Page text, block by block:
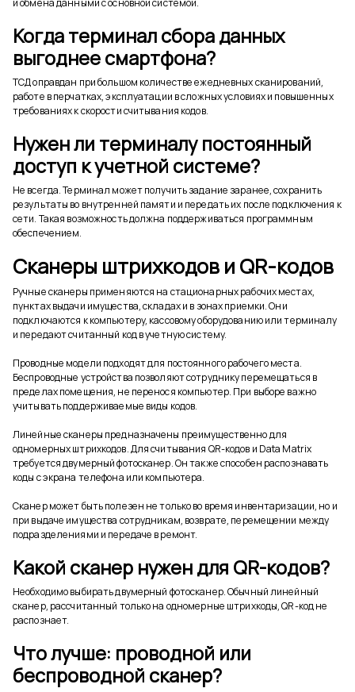
и обмена данными с основной системой.
Когда терминал сбора данных
выгоднее смартфона?
ТСД оправдан при большом количестве ежедневных сканирований,
работе в перчатках, эксплуатации в сложных условиях и повышенных
требованиях к скорости считывания кодов.
Нужен ли терминалу постоянный
доступ к учетной системе?
Не всегда. Терминал может получить задание заранее, сохранить
результаты во внутренней памяти и передать их после подключения к
сети. Такая возможность должна поддерживаться программным
обеспечением.
Сканеры штрихкодов и QR-кодов
Ручные сканеры применяются на стационарных рабочих местах,
пунктах выдачи имущества, складах и в зонах приемки. Они
подключаются к компьютеру, кассовому оборудованию или терминалу
и передают считанный код в учетную систему.
Проводные модели подходят для постоянного рабочего места.
Беспроводные устройства позволяют сотруднику перемещаться в
пределах помещения, не перенося компьютер. При выборе важно
учитывать поддерживаемые виды кодов.
Линейные сканеры предназначены преимущественно для
одномерных штрихкодов. Для считывания QR-кодов и Data Matrix
требуется двумерный фотосканер. Он также способен распознавать
коды с экрана телефона или компьютера.
Сканер может быть полезен не только во время инвентаризации, но и
при выдаче имущества сотрудникам, возврате, перемещении между
подразделениями и передаче в ремонт.
Какой сканер нужен для QR-кодов?
Необходимо выбирать двумерный фотосканер. Обычный линейный
сканер, рассчитанный только на одномерные штрихкоды, QR-код не
распознает.
Что лучше: проводной или
беспроводной сканер?